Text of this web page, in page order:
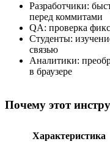
Разработчики:
перед коммитами
QA: проверка
Студенты:
связью
Аналитики:
в браузере
Почему этот
Характеристика